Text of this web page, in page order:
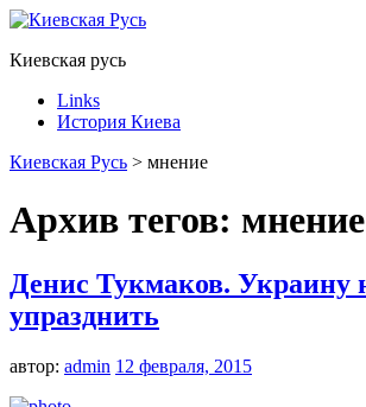
Киевская русь
Links
История Киева
Киевская Русь > мнение
Архив тегов: мнение
Денис Тукмаков. Украину
упразднить
автор: admin 12 февраля, 2015